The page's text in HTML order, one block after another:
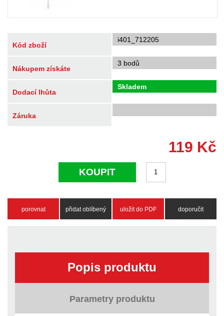
Kód zboží
i401_712205
Nákupem získáte
3 bodů
Dodací lhůta
Skladem
Záruka
119 Kč
KOUPIT
porovnat přidat oblíbený uložit do PDF doporučit
Popis produktu
Parametry produktu